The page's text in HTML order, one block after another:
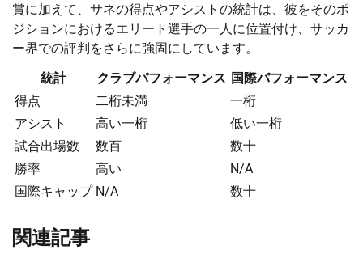
賞に加えて、サネの得点やアシストの統計は、彼をそのポ
ジションにおけるエリート選手の一人に位置付け、サッカ
ー界での評判をさらに強固にしています。
統計
クラブパフォーマンス 国際パフォーマンス
得点
二桁未満
一桁
アシスト
高い一桁
低い一桁
試合出場数
数百
数十
勝率
高い
N/A
国際キャップ N/A 数十
関連記事